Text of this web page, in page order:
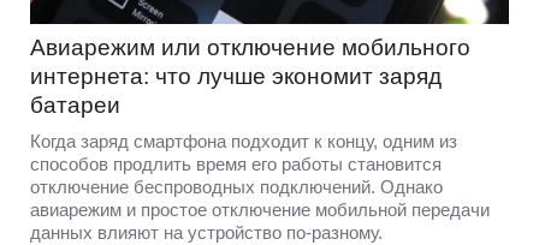
Авиарежим или отключение мобильного
интернета: что лучше экономит заряд
батареи
Когда заряд смартфона подходит к концу, одним из
способов продлить время его работы становится
отключение беспроводных подключений. Однако
авиарежим и простое отключение мобильной передачи
данных влияют на устройство по-разному.